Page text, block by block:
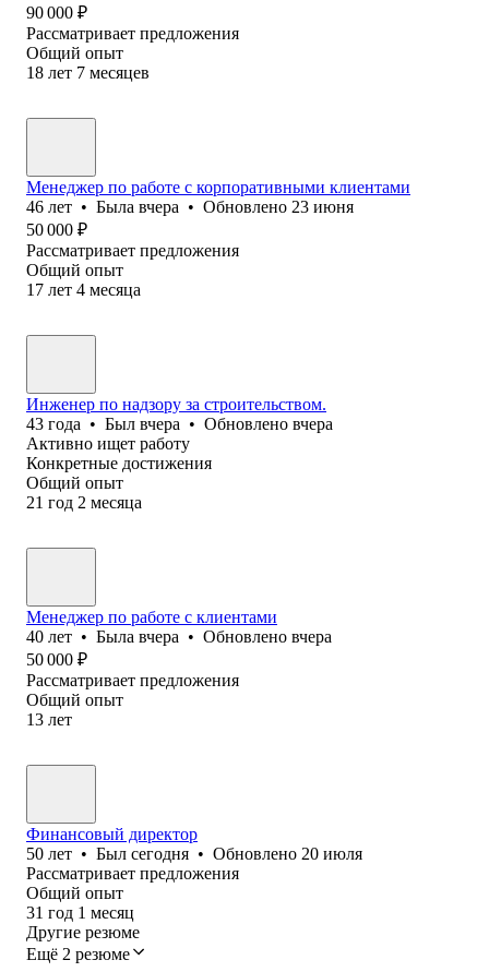
90 000 ₽
Рассматривает предложения
Общий опыт
18 лет 7 месяцев
Менеджер по работе с корпоративными клиентами
46 лет • Была вчера • Обновлено 23 июня
50 000 ₽
Рассматривает предложения
Общий опыт
17 лет 4 месяца
Инженер по надзору за строительством.
43 года • Был вчера • Обновлено вчера
Активно ищет работу
Конкретные достижения
Общий опыт
21 год 2 месяца
Менеджер по работе с клиентами
40 лет • Была вчера • Обновлено вчера
50 000 ₽
Рассматривает предложения
Общий опыт
13 лет
Финансовый директор
50 лет • Был сегодня • Обновлено 20 июля
Рассматривает предложения
Общий опыт
31 год 1 месяц
Другие резюме
Ещё 2 резюме